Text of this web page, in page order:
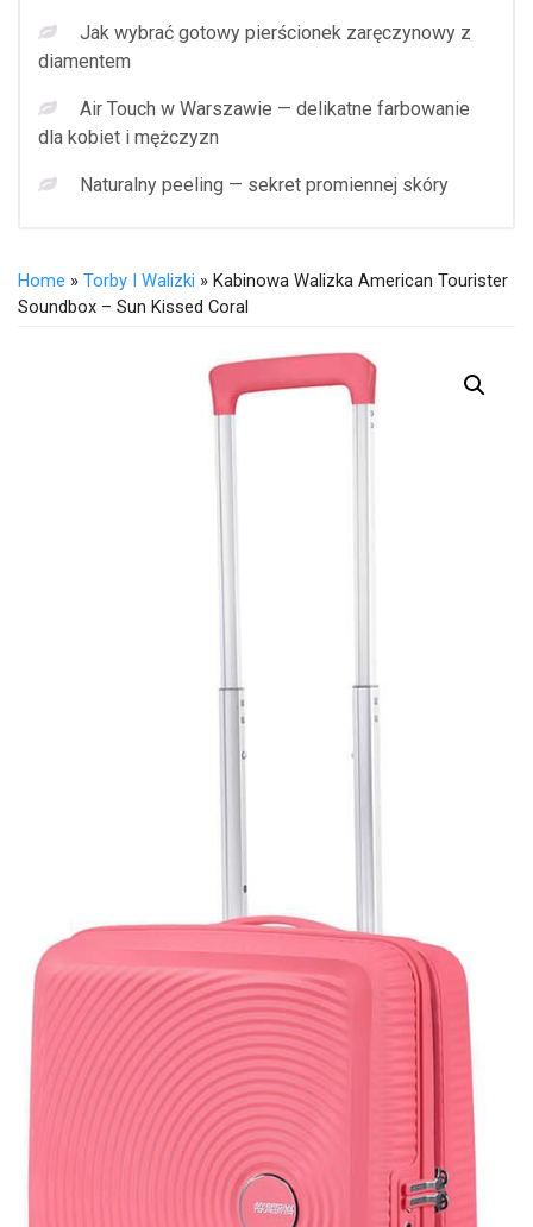
Jak wybrać gotowy pierścionek zaręczynowy z
diamentem
Air Touch w Warszawie — delikatne farbowanie
dla kobiet i mężczyzn
Naturalny peeling — sekret promiennej skóry
Home » Torby I Walizki » Kabinowa Walizka American Tourister
Soundbox – Sun Kissed Coral